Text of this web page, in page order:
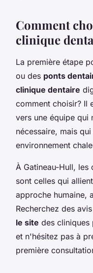
Comment
clinique
La première étape
ou des ponts
clinique dentaire
comment choisir? Il
vers une équipe qui
nécessaire, mais
environnement
À Gatineau-Hull,
sont celles qui
approche humaine,
Recherchez des
le site des cliniques
et n'hésitez pas à
première